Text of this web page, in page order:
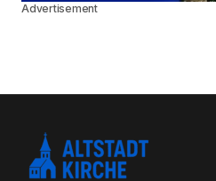
Advertisement